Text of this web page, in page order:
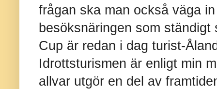
frågan ska man också väga
besöksnäringen som
Cup är redan i dag turist-
Idrottsturismen är enligt min
allvar utgör en del av